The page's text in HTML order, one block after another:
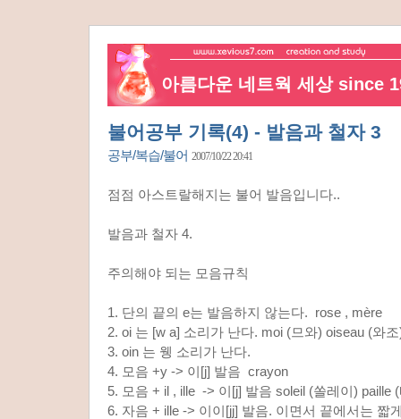
아름다운 네트웍 세상 since
불어공부 기록(4) - 발음과 철자 3
공부/복습/불어 2007/10/22 20:41
점점 아스트랄해지는 불어 발음입니다..
발음과 철자 4.
주의해야 되는 모음규칙
1. 단의 끝의 e는 발음하지 않는다. rose , mère
2. oi 는 [w a] 소리가 난다. moi (므와) oiseau (와
3. oin 는 웽 소리가 난다.
4. 모음 +y -> 이[j] 발음 crayon
5. 모음 + il , ille -> 이[j] 발음 soleil (쏠레이) paille
6. 자음 + ille -> 이이[jj] 발음. 이면서 끝에서는 짧